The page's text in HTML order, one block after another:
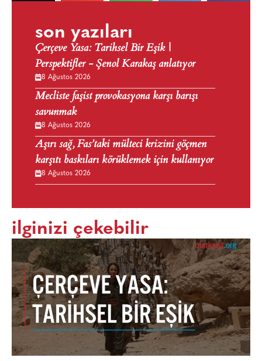
son yazıları
Çerçeve Yasa: Tarihsel Bir Eşik |
Perspektifler - Şenol Karakaş anlatıyor
8 Ağustos 2026
Mecliste faşist provokasyona karşı barışı
savunmak
8 Ağustos 2026
Aşırı sağ, Fas’taki mülteci krizini göçmen
karşıtı baskıları körüklemek için kullanıyor
8 Ağustos 2026
ilginizi çekebilir